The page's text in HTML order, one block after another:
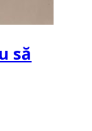
să